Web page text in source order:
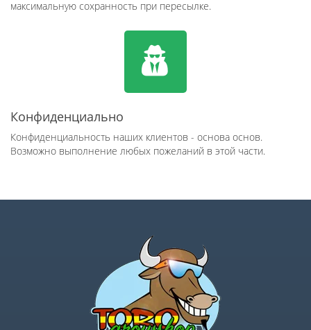
максимальную сохранность при пересылке.
Конфиденциально
Конфиденциальность наших клиентов - основа основ.
Возможно выполнение любых пожеланий в этой части.